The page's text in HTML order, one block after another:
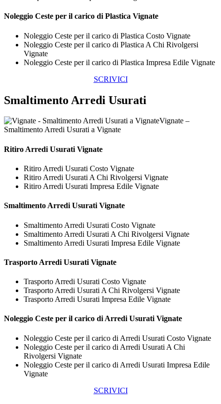
Noleggio Ceste per il carico di Plastica Vignate
Noleggio Ceste per il carico di Plastica Costo Vignate
Noleggio Ceste per il carico di Plastica A Chi Rivolgersi
Vignate
Noleggio Ceste per il carico di Plastica Impresa Edile Vignate
SCRIVICI
Smaltimento Arredi Usurati
Vignate –
Smaltimento Arredi Usurati a Vignate
Ritiro Arredi Usurati Vignate
Ritiro Arredi Usurati Costo Vignate
Ritiro Arredi Usurati A Chi Rivolgersi Vignate
Ritiro Arredi Usurati Impresa Edile Vignate
Smaltimento Arredi Usurati Vignate
Smaltimento Arredi Usurati Costo Vignate
Smaltimento Arredi Usurati A Chi Rivolgersi Vignate
Smaltimento Arredi Usurati Impresa Edile Vignate
Trasporto Arredi Usurati Vignate
Trasporto Arredi Usurati Costo Vignate
Trasporto Arredi Usurati A Chi Rivolgersi Vignate
Trasporto Arredi Usurati Impresa Edile Vignate
Noleggio Ceste per il carico di Arredi Usurati Vignate
Noleggio Ceste per il carico di Arredi Usurati Costo Vignate
Noleggio Ceste per il carico di Arredi Usurati A Chi
Rivolgersi Vignate
Noleggio Ceste per il carico di Arredi Usurati Impresa Edile
Vignate
SCRIVICI